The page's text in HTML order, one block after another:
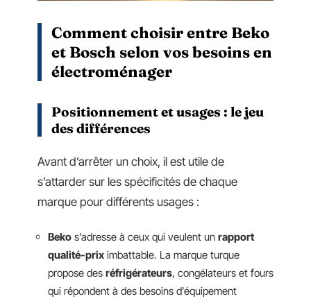
Comment choisir entre Beko
et Bosch selon vos besoins en
électroménager
Positionnement et usages : le jeu
des différences
Avant d’arrêter un choix, il est utile de
s’attarder sur les spécificités de chaque
marque pour différents usages :
Beko s’adresse à ceux qui veulent un rapport
qualité-prix imbattable. La marque turque
propose des réfrigérateurs, congélateurs et fours
qui répondent à des besoins d’équipement